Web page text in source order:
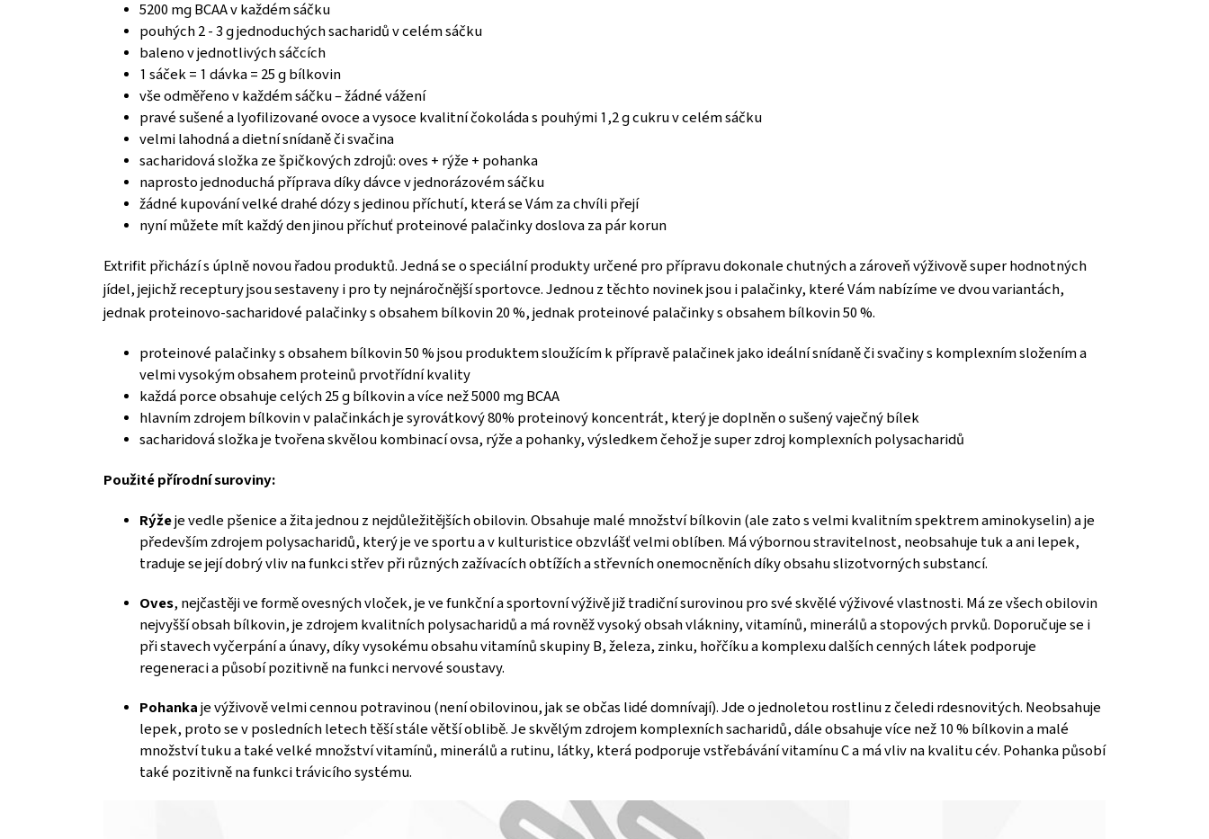
5200 mg BCAA v každém sáčku
pouhých 2 - 3 g jednoduchých sacharidů v celém sáčku
baleno v jednotlivých sáčcích
1 sáček = 1 dávka = 25 g bílkovin
vše odměřeno v každém sáčku – žádné vážení
pravé sušené a lyofilizované ovoce a vysoce kvalitní čokoláda s pouhými 1,2 g cukru v celém sáčku
velmi lahodná a dietní snídaně či svačina
sacharidová složka ze špičkových zdrojů: oves + rýže + pohanka
naprosto jednoduchá příprava díky dávce v jednorázovém sáčku
žádné kupování velké drahé dózy s jedinou příchutí, která se Vám za chvíli přejí
nyní můžete mít každý den jinou příchuť proteinové palačinky doslova za pár korun
Extrifit přichází s úplně novou řadou produktů. Jedná se o speciální produkty určené pro přípravu dokonale chutných a zároveň výživově super hodnotných
jídel, jejichž receptury jsou sestaveny i pro ty nejnáročnější sportovce. Jednou z těchto novinek jsou i palačinky, které Vám nabízíme ve dvou variantách,
jednak proteinovo-sacharidové palačinky s obsahem bílkovin 20 %, jednak proteinové palačinky s obsahem bílkovin 50 %.
proteinové palačinky s obsahem bílkovin 50 % jsou produktem sloužícím k přípravě palačinek jako ideální snídaně či svačiny s komplexním složením a
velmi vysokým obsahem proteinů prvotřídní kvality
každá porce obsahuje celých 25 g bílkovin a více než 5000 mg BCAA
hlavním zdrojem bílkovin v palačinkách je syrovátkový 80% proteinový koncentrát, který je doplněn o sušený vaječný bílek
sacharidová složka je tvořena skvělou kombinací ovsa, rýže a pohanky, výsledkem čehož je super zdroj komplexních polysacharidů
Použité přírodní suroviny:
Rýžeje vedle pšenice a žita jednou z nejdůležitějších obilovin. Obsahuje malé množství bílkovin (ale zato s velmi kvalitním spektrem aminokyselin) a je
především zdrojem polysacharidů, který je ve sportu a v kulturistice obzvlášť velmi oblíben. Má výbornou stravitelnost, neobsahuje tuk a ani lepek,
traduje se její dobrý vliv na funkci střev při různých zažívacích obtížích a střevních onemocněních díky obsahu slizotvorných substancí.
Oves, nejčastěji ve formě ovesných vloček, je ve funkční a sportovní výživě již tradiční surovinou pro své skvělé výživové vlastnosti. Má ze všech obilovin
nejvyšší obsah bílkovin, je zdrojem kvalitních polysacharidů a má rovněž vysoký obsah vlákniny, vitamínů, minerálů a stopových prvků. Doporučuje se i
při stavech vyčerpání a únavy, díky vysokému obsahu vitamínů skupiny B, železa, zinku, hořčíku a komplexu dalších cenných látek podporuje
regeneraci a působí pozitivně na funkci nervové soustavy.
Pohanka je výživově velmi cennou potravinou (není obilovinou, jak se občas lidé domnívají). Jde o jednoletou rostlinu z čeledi rdesnovitých. Neobsahuje
lepek, proto se v posledních letech těší stále větší oblibě. Je skvělým zdrojem komplexních sacharidů, dále obsahuje více než 10 % bílkovin a malé
množství tuku a také velké množství vitamínů, minerálů a rutinu, látky, která podporuje vstřebávání vitamínu C a má vliv na kvalitu cév. Pohanka působí
také pozitivně na funkci trávicího systému.